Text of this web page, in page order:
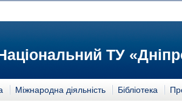
ТУ
Міжнародна діяльність Бібліотека